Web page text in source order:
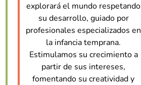
explorará el mundo respetando
su desarrollo, guiado por
profesionales especializados en
la infancia temprana.
Estimulamos su crecimiento a
partir de sus intereses,
fomentando su creatividad y